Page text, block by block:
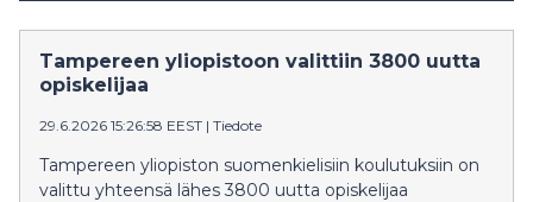
Tampereen yliopistoon valittiin 3800 uutta
opiskelijaa
29.6.2026 15:26:58 EEST | Tiedote
Tampereen yliopiston suomenkielisiin koulutuksiin on
valittu yhteensä lähes 3800 uutta opiskelijaa